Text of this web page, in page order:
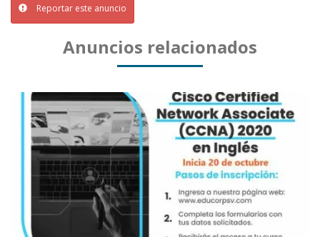
Reportar este anuncio
Anuncios relacionados